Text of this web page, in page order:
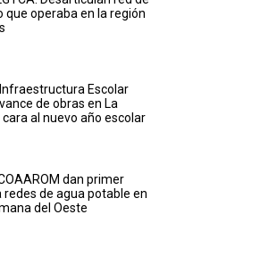
que operaba en la región
Escolar
de obras en La
cara al nuevo año escolar
dan primer
redes de agua potable en
del Oeste